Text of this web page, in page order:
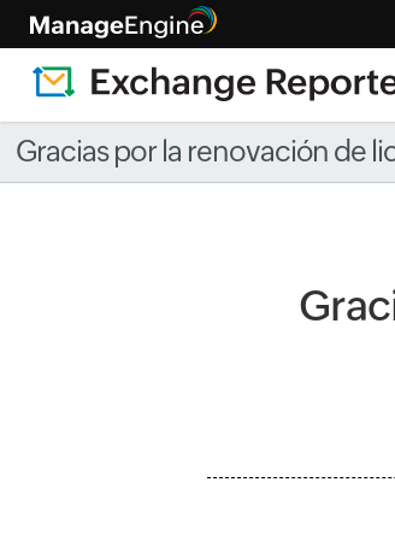
Gracias por la renovación de